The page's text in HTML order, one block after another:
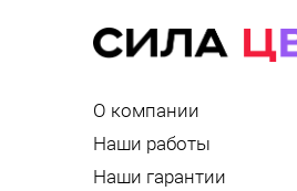
О компании
Наши работы
Наши гарантии